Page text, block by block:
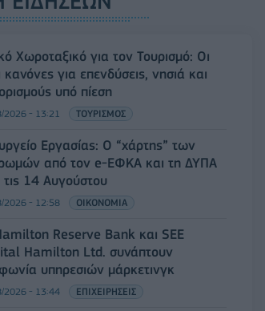
Χωροταξικό για τον Τουρισμό: Οι
κανόνες για επενδύσεις, νησιά και
υπό πίεση
2026 - 13:21 ΤΟΥΡΙΣΜΟΣ
Εργασίας: Ο “χάρτης” των
από τον e-ΕΦΚΑ και τη ΔΥΠΑ
14 Αυγούστου
2026 - 12:58 ΟΙΚΟΝΟΜΙΑ
Reserve Bank και SEE
Hamilton Ltd. συνάπτουν
υπηρεσιών μάρκετινγκ
2026 - 13:44 ΕΠΙΧΕΙΡΗΣΕΙΣ